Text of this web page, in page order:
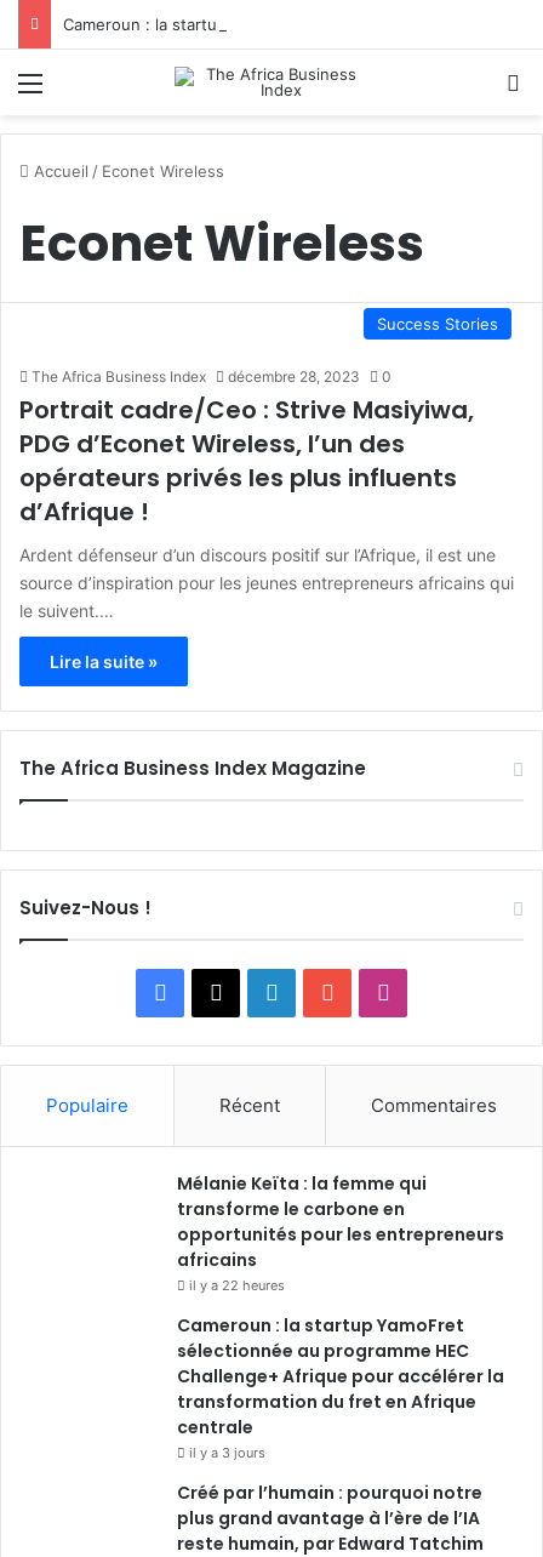
Accueil / Econet Wireless
Econet Wireless
Success Stories
The Africa Business Index décembre 28, 2023 0
Portrait cadre/Ceo : Strive Masiyiwa,
PDG d’Econet Wireless, l’un des
opérateurs privés les plus influents
d’Afrique !
Ardent défenseur d’un discours positif sur l’Afrique, il est une
source d’inspiration pour les jeunes entrepreneurs africains qui
le suivent.…
Lire la suite »
The Africa Business Index Magazine
Suivez-Nous !
a
b
o
o
k
i
e
d
i
n
o
u
b
n
a
g
a
m
Populaire Récent Commentaires
Mélanie Keïta : la femme qui
transforme le carbone en
opportunités pour les entrepreneurs
africains
il y a 22 heures
Cameroun : la startup YamoFret
sélectionnée au programme HEC
Challenge+ Afrique pour accélérer la
transformation du fret en Afrique
centrale
il y a 3 jours
Créé par l’humain : pourquoi notre
plus grand avantage à l’ère de l’IA
reste humain, par Edward Tatchim